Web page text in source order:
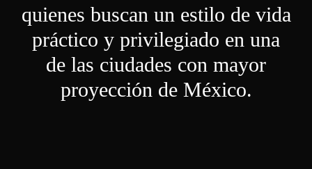
quienes buscan un estilo de vida
práctico y privilegiado en una
de las ciudades con mayor
proyección de México.